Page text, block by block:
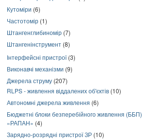
Кутоміри (6)
Частотомір (1)
Штангенглибиномір (7)
Штангенінструмент (8)
Інтерфейсні пристрої(3)
Виконавчі механізми (9)
Джерела струму (207)
RLPS - живлення віддалених об'єктів (10)
Автономні джерела живлення (6)
Бюджетні блоки безперебійного живлення (ББП)
«РАПАН» (4)
Зарядно-розрядні пристрої ЗР (10)